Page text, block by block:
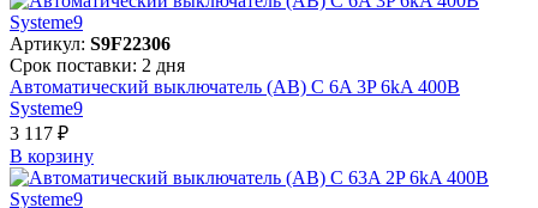
Артикул: S9F22306
Срок поставки: 2 дня
Автоматический выключатель (АВ) C 6A 3P 6kA 400В
Systeme9
3 117 ₽
В корзинy